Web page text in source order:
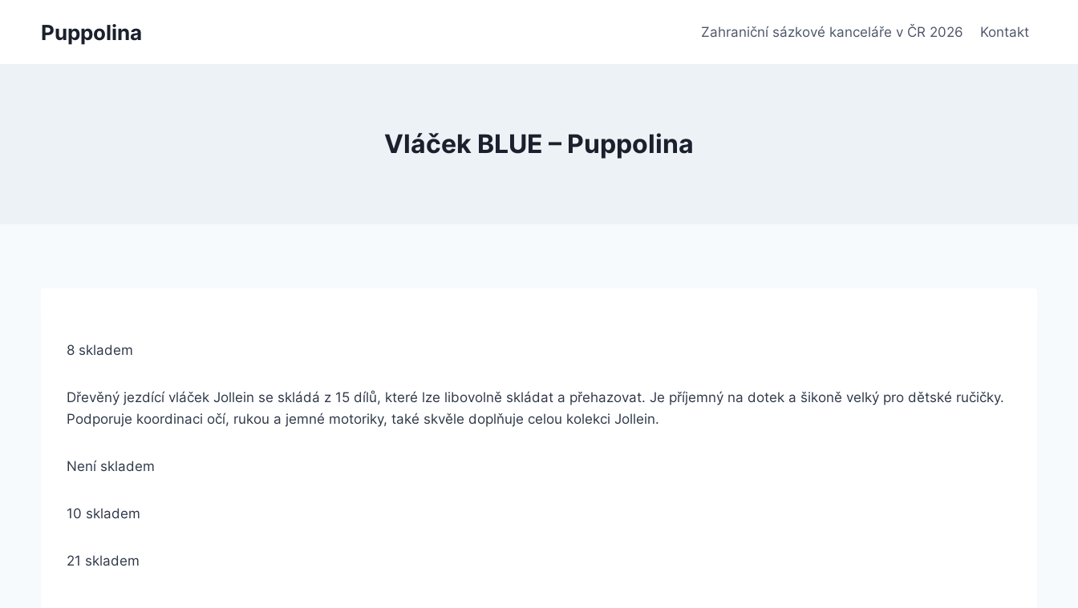
Puppolina Zahraniční sázkové kanceláře v ČR 2026 Kontakt
Vláček BLUE – Puppolina
8 skladem
Dřevěný jezdící vláček Jollein se skládá z 15 dílů, které lze libovolně skládat a přehazovat. Je příjemný na dotek a šikoně velký pro dětské ručičky.
Podporuje koordinaci očí, rukou a jemné motoriky, také skvěle doplňuje celou kolekci Jollein.
Není skladem
10 skladem
21 skladem